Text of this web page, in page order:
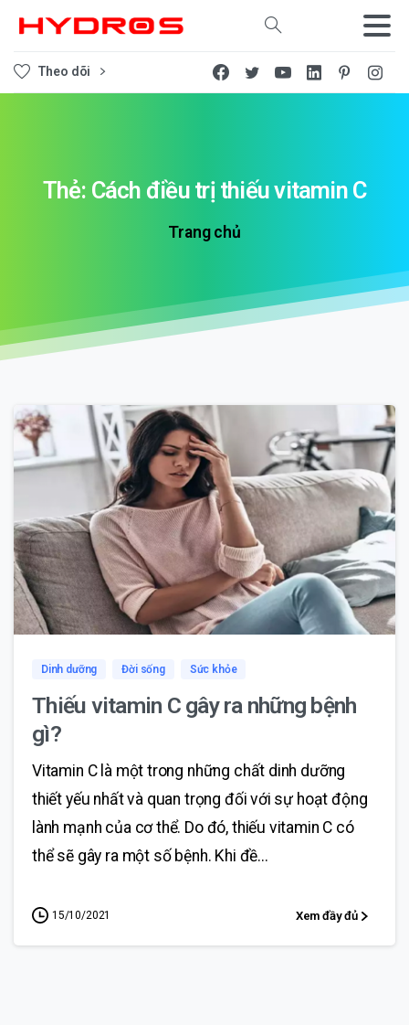
Tìm kiếm
Theo dõi
Thẻ: Cách điều trị thiếuvitamin C
Trang chủ
0 0
Dinh dưỡng Đời sống Sức khỏe
Thiếu vitamin C gây ra những bệnh
gì?
Vitamin C là một trong những chất dinh dưỡng
thiết yếu nhất và quan trọng đối với sự hoạt động
lành mạnh của cơ thể. Do đó, thiếu vitamin C có
thể sẽ gây ra một số bệnh. Khi đề...
15/10/2021 Xem đầy đủ